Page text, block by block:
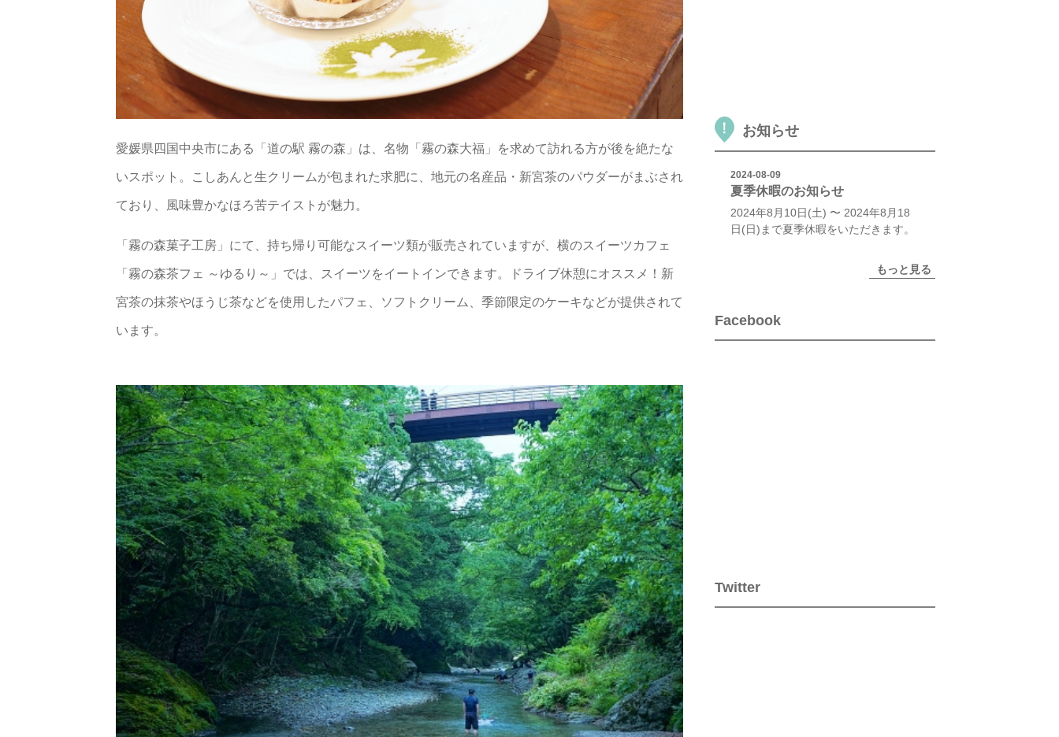
愛媛県四国中央市にある「道の駅 霧の森」は、名物「霧の森大福」を求めて訪れる方が後を絶たな
いスポット。こしあんと生クリームが包まれた求肥に、地元の名産品・新宮茶のパウダーがまぶされ
ており、風味豊かなほろ苦テイストが魅力。
「霧の森菓子工房」にて、持ち帰り可能なスイーツ類が販売されていますが、横のスイーツカフェ
「霧の森茶フェ ～ゆるり～」では、スイーツをイートインできます。ドライブ休憩にオススメ！新
宮茶の抹茶やほうじ茶などを使用したパフェ、ソフトクリーム、季節限定のケーキなどが提供されて
います。
お知らせ
2024-08-09
夏季休暇のお知らせ
2024年8月10日(土) 〜 2024年8月18
日(日)まで夏季休暇をいただきます。
もっと見る
Facebook
Twitter